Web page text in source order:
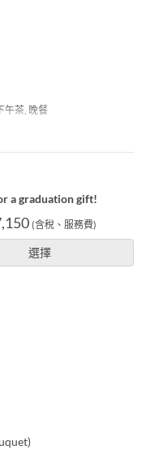
午茶, 晚餐
a graduation gift!
(含稅、服務費)
選擇